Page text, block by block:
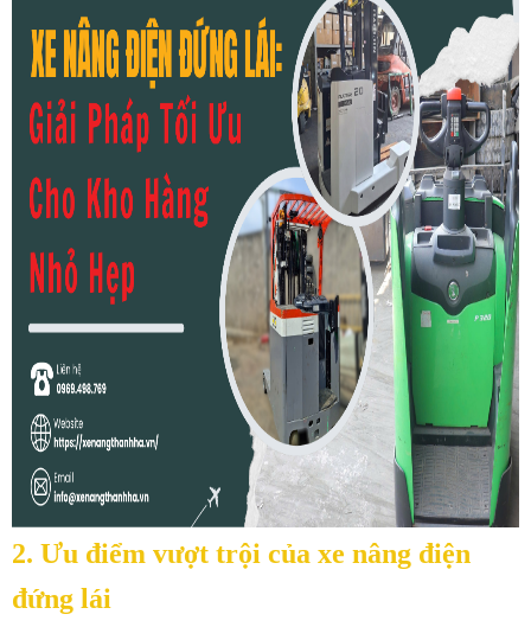
2. Ưu điểm vượt trội của xe nâng điện
đứng lái